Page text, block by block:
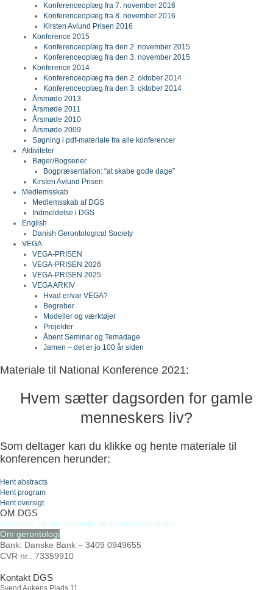
Konferenceoplæg fra 7. november 2016
Konferenceoplæg fra 8. november 2016
Kirsten Avlund Prisen 2016
Konference 2015
Konferenceoplæg fra den 2. november 2015
Konferenceoplæg fra den 3. november 2015
Konference 2014
Konferenceoplæg fra den 2. oktober 2014
Konferenceoplæg fra den 3. oktober 2014
Årsmøde 2013
Årsmøde 2011
Årsmøde 2010
Årsmøde 2009
Søgning i pdf-materiale fra alle konferencer
Aktiviteter
Bøger/Bogserier
Bogpræsentation: “at skabe gode dage”
Kirsten Avlund Prisen
Medlemsskab
Medlemsskab af DGS
Indmeldelse i DGS
English
Danish Gerontological Society
VEGA
VEGA-PRISEN
VEGA-PRISEN 2026
VEGA-PRISEN 2025
VEGA ARKIV
Hvad er/var VEGA?
Begreber
Modeller og værktøjer
Projekter
Åbent Seminar og Temadage
Jamen – det er jo 100 år siden
Materiale til National Konference 2021:
Hvem sætter dagsorden for gamle
menneskers liv?
Som deltager kan du klikke og hente materiale til
konferencen herunder:
Hent abstracts
Hent program
Hent oversigt
OM DGS
Bestyrelse, formål, vedtægter og generalforsamlinger
Om gerontologi
Bank: Danske Bank – 3409 0949655
CVR nr.: 73359910
Kontakt DGS
Svend Aukens Plads 11